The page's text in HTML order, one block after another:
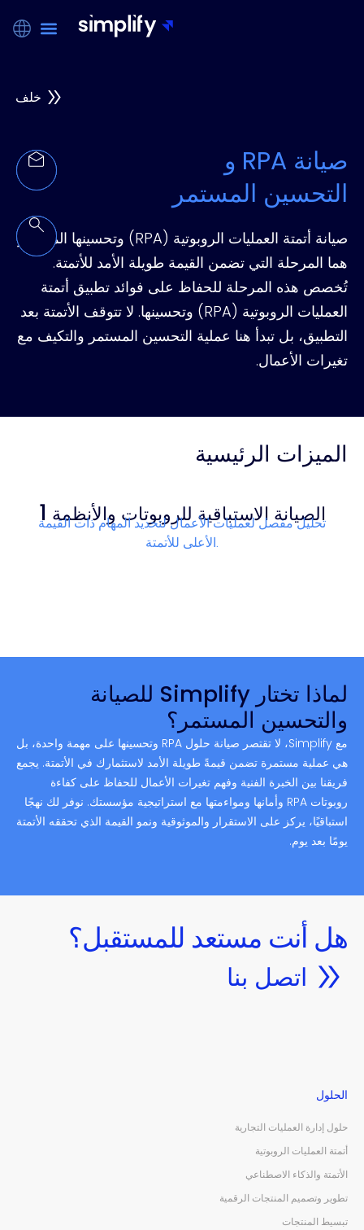
خلف
صيانة RPA و
التحسين المستمر
صيانة أتمتة العمليات الروبوتية (RPA) وتحسينها المستمر
هما المرحلة التي تضمن القيمة طويلة الأمد للأتمتة.
تُخصص هذه المرحلة للحفاظ على فوائد تطبيق أتمتة
العمليات الروبوتية (RPA) وتحسينها. لا تتوقف الأتمتة بعد
التطبيق، بل تبدأ هنا عملية التحسين المستمر والتكيف مع
تغيرات الأعمال.
الميزات الرئيسية
1 الصيانة الاستباقية للروبوتات والأنظمة
تحليل مفصل لعمليات الأعمال لتحديد المهام ذات القيمة
الأعلى للأتمتة.
لماذا تختار Simplify للصيانة
والتحسين المستمر؟
مع Simplify، لا تقتصر صيانة حلول RPA وتحسينها على مهمة واحدة، بل
هي عملية مستمرة تضمن قيمةً طويلة الأمد لاستثمارك في الأتمتة. يجمع
فريقنا بين الخبرة الفنية وفهم تغيرات الأعمال للحفاظ على كفاءة
روبوتات RPA وأمانها ومواءمتها مع استراتيجية مؤسستك. نوفر لك نهجًا
استباقيًا، يركز على الاستقرار والموثوقية ونمو القيمة الذي تحققه الأتمتة
يومًا بعد يوم.
هل أنت مستعد للمستقبل؟
اتصل بنا
الحلول
حلول إدارة العمليات التجارية
أتمتة العمليات الروبوتية
الأتمتة والذكاء الاصطناعي
تطوير وتصميم المنتجات الرقمية
تبسيط المنتجات